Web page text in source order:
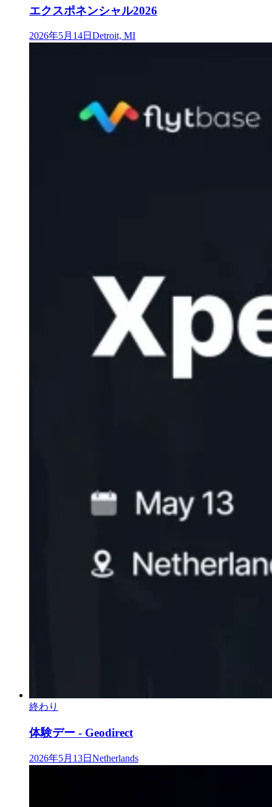
エクスポネンシャル2026
2026年5月14日 Detroit, MI
終わり
体験デー - Geodirect
2026年5月13日 Netherlands